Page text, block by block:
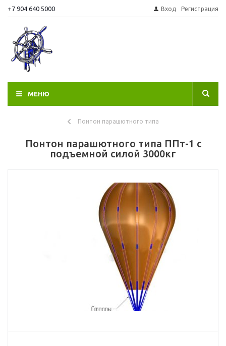
+7 904 640 5000 Вход Регистрация
МЕНЮ
Понтон парашютного типа
Понтон парашютного типа ППт-1 с
подъемной силой 3000кг